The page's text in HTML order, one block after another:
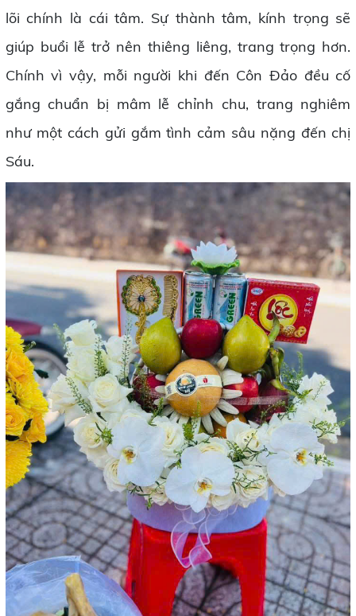
lõi chính là cái tâm. Sự thành tâm, kính trọng sẽ
giúp buổi lễ trở nên thiêng liêng, trang trọng hơn.
Chính vì vậy, mỗi người khi đến Côn Đảo đều cố
gắng chuẩn bị mâm lễ chỉnh chu, trang nghiêm
như một cách gửi gắm tình cảm sâu nặng đến chị
Sáu.